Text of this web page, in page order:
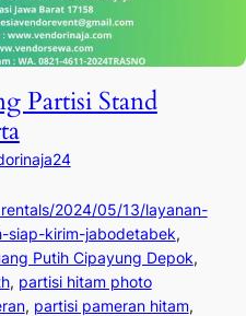
Partisi Stand
2024/05/13/layanan-
siap-kirim-jabodetabek
Putih Cipayung Depok
, partisi hitam photo
, partisi pameran hitam